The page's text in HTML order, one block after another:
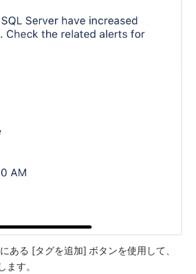
ある [タグを追加] ボタンを使用して、
ます。